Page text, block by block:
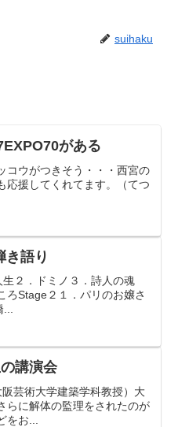
suihaku
がある
コウがつきそう・・・西宮の
応援してくれてます。（てつ
き語り
２．ドミノ３．詩人の魂
ろStage２１．パリのお嬢さ
講演会
芸術大学建築学科教授）大
らに解体の監理をされたのが
お...